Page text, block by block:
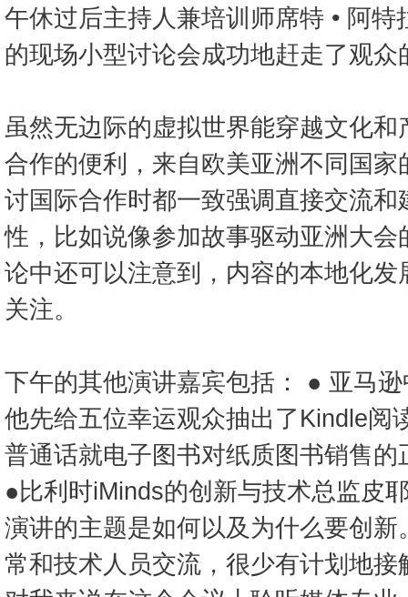
午休过后主持人兼培训师席特 • 阿
的现场小型讨论会成功地赶走了观众
虽然无边际的虚拟世界能穿越文化
合作的便利，来自欧美亚洲不同国
讨国际合作时都一致强调直接交流
性，比如说像参加故事驱动亚洲大
论中还可以注意到，内容的本地化
关注。
下午的其他演讲嘉宾包括： ● 亚马
他先给五位幸运观众抽出了Kindle阅
普通话就电子图书对纸质图书销售
●比利时iMinds的创新与技术总监皮
演讲的主题是如何以及为什么要创新
常和技术人员交流，很少有计划地